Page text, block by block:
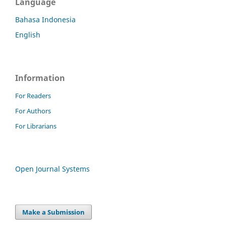
Language
Bahasa Indonesia
English
Information
For Readers
For Authors
For Librarians
Open Journal Systems
Make a Submission